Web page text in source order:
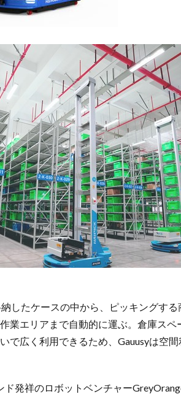
したケースの中から、ピッキングす
業エリアまで自動的に運ぶ。倉庫ス
で広く利用できるため、Gauusyは空
ド発祥のロボットベンチャー